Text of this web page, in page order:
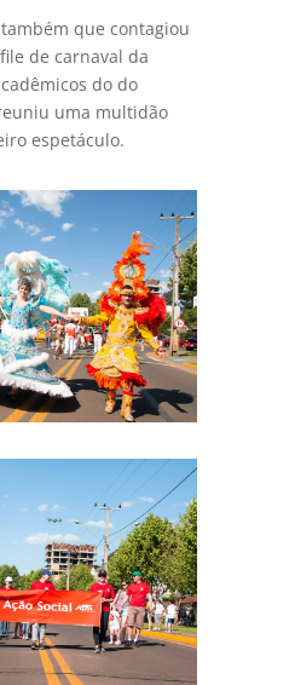
que contagiou
de carnaval da
do do
uma multidão
espetáculo.